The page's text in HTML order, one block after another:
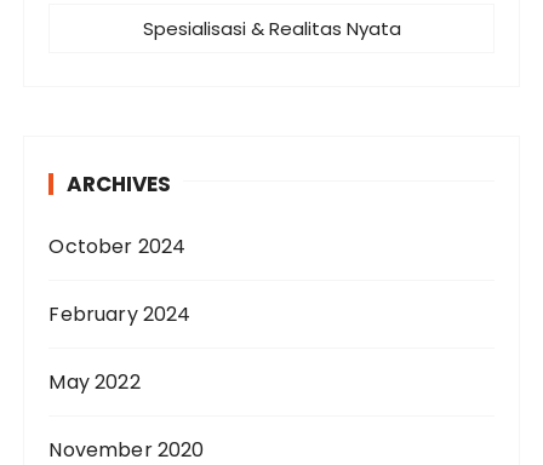
Spesialisasi & Realitas Nyata
ARCHIVES
October 2024
February 2024
May 2022
November 2020